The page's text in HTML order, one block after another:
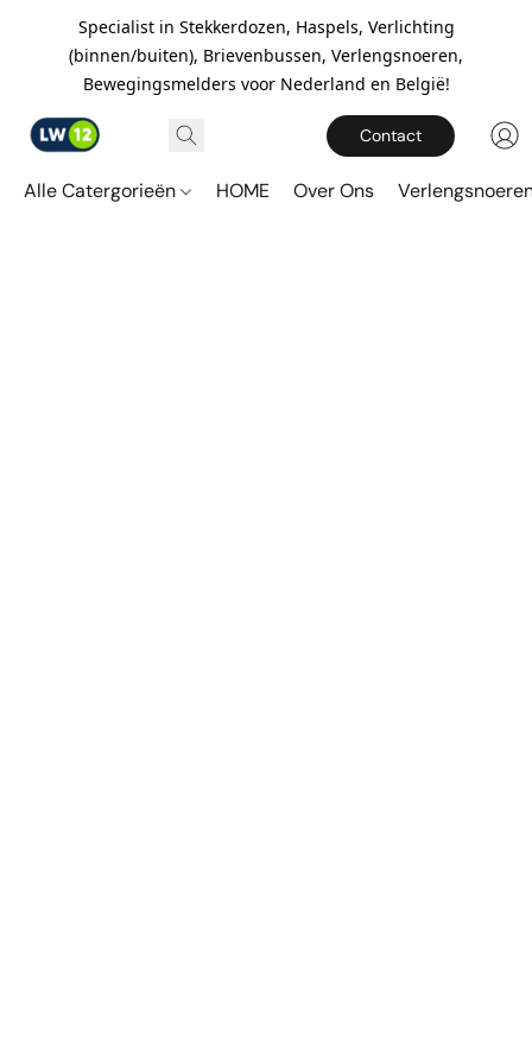
Specialist in Stekkerdozen, Haspels, Verlichting
(binnen/buiten), Brievenbussen, Verlengsnoeren,
Bewegingsmelders voor Nederland en België!
Contact
Alle Catergorieën HOME Over Ons